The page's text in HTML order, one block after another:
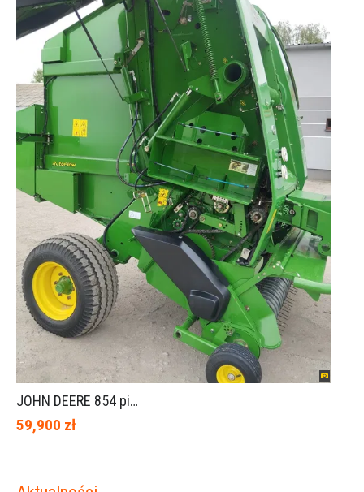
JOHN DEERE 854 piękny stan
59,900 zł